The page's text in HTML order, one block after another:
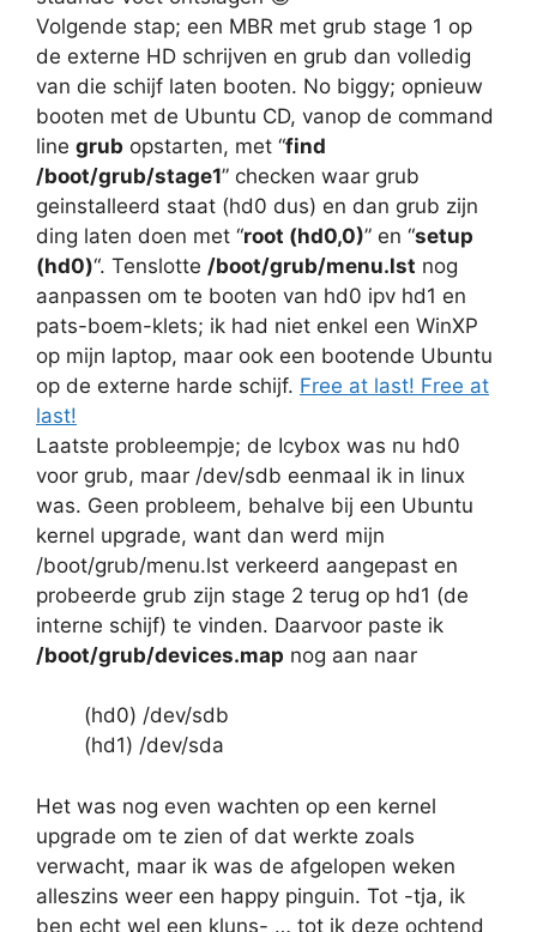
Volgende stap; een MBR met grub stage 1 op
de externe HD schrijven en grub dan volledig
van die schijf laten booten. No biggy; opnieuw
booten met de Ubuntu CD, vanop de command
line grub opstarten, met “find
/boot/grub/stage1” checken waar grub
geinstalleerd staat (hd0 dus) en dan grub zijn
ding laten doen met “root (hd0,0)” en “setup
(hd0)“. Tenslotte /boot/grub/menu.lst nog
aanpassen om te booten van hd0 ipv hd1 en
pats-boem-klets; ik had niet enkel een WinXP
op mijn laptop, maar ook een bootende Ubuntu
op de externe harde schijf. Free at last! Free at
last!
Laatste probleempje; de Icybox was nu hd0
voor grub, maar /dev/sdb eenmaal ik in linux
was. Geen probleem, behalve bij een Ubuntu
kernel upgrade, want dan werd mijn
/boot/grub/menu.lst verkeerd aangepast en
probeerde grub zijn stage 2 terug op hd1 (de
interne schijf) te vinden. Daarvoor paste ik
/boot/grub/devices.map nog aan naar
(hd0) /dev/sdb
(hd1) /dev/sda
Het was nog even wachten op een kernel
upgrade om te zien of dat werkte zoals
verwacht, maar ik was de afgelopen weken
alleszins weer een happy pinguin. Tot -tja, ik
ben echt wel een kluns- … tot ik deze ochtend